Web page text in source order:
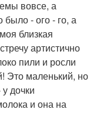
вовсе, а
- ого - го, а
близкая
артистично
пили и росли
Это маленький, но
дочки
и она на